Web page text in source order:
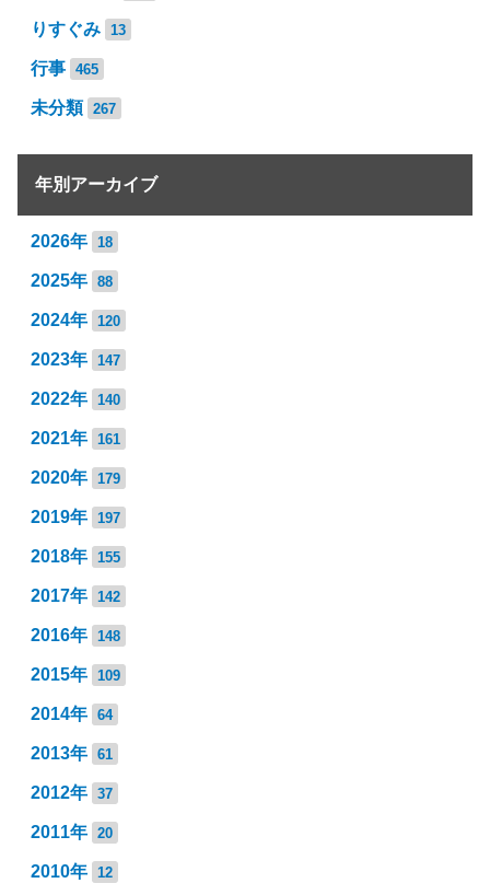
りすぐみ 13
行事 465
未分類 267
年別アーカイブ
2026年 18
2025年 88
2024年 120
2023年 147
2022年 140
2021年 161
2020年 179
2019年 197
2018年 155
2017年 142
2016年 148
2015年 109
2014年 64
2013年 61
2012年 37
2011年 20
2010年 12